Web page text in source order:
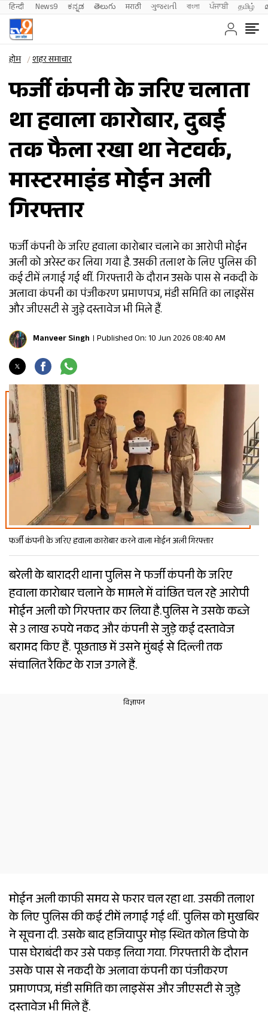
हिन्दी News9 ಕನ್ನಡ తెలుగు मराठी ગુજરાતી বাংলা ਪੰਜਾਬੀ தமிழ்
होम शहर समाचार
फर्जी कंपनी के जरिए चलाता
था हवाला कारोबार, दुबई
तक फैला रखा था नेटवर्क,
मास्टरमाइंड मोईन अली
गिरफ्तार
फर्जी कंपनी के जरिए हवाला कारोबार चलाने का आरोपी मोईन
अली को अरेस्ट कर लिया गया है. उसकी तलाश के लिए पुलिस की
कई टीमें लगाई गई थीं. गिरफ्तारी के दौरान उसके पास से नकदी के
अलावा कंपनी का पंजीकरण प्रमाणपत्र, मंडी समिति का लाइसेंस
और जीएसटी से जुड़े दस्तावेज भी मिले हैं.
Manveer Singh Published On: 10 Jun 2026 08:40 AM
फर्जी कंपनी के जरिए हवाला कारोबार करने वाला मोईन अली गिरफ्तार
बरेली के बारादरी थाना पुलिस ने फर्जी कंपनी के जरिए
हवाला कारोबार चलाने के मामले में वांछित चल रहे आरोपी
मोईन अली को गिरफ्तार कर लिया है.पुलिस ने उसके कब्जे
से 3 लाख रुपये नकद और कंपनी से जुड़े कई दस्तावेज
बरामद किए हैं. पूछताछ में उसने मुंबई से दिल्ली तक
संचालित रैकिट के राज उगले हैं.
मोईन अली काफी समय से फरार चल रहा था. उसकी तलाश
के लिए पुलिस की कई टीमें लगाई गई थीं. पुलिस को मुखबिर
ने सूचना दी. उसके बाद हजियापुर मोड़ स्थित कोल डिपो के
पास घेराबंदी कर उसे पकड़ लिया गया. गिरफ्तारी के दौरान
उसके पास से नकदी के अलावा कंपनी का पंजीकरण
प्रमाणपत्र, मंडी समिति का लाइसेंस और जीएसटी से जुड़े
दस्तावेज भी मिले हैं.